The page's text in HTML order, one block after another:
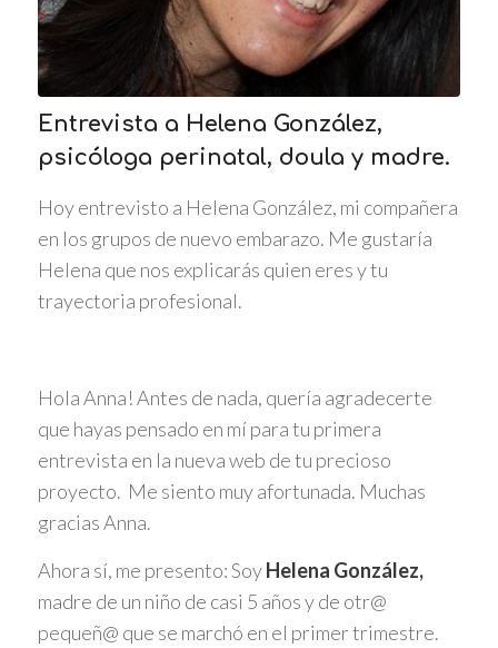
Entrevista a Helena González,
psicóloga perinatal, doula y madre.
Hoy entrevisto a Helena González, mi compañera
en los grupos de nuevo embarazo. Me gustaría
Helena que nos explicarás quien eres y tu
trayectoria profesional.
Hola Anna! Antes de nada, quería agradecerte
que hayas pensado en mí para tu primera
entrevista en la nueva web de tu precioso
proyecto. Me siento muy afortunada. Muchas
gracias Anna.
Ahora sí, me presento: SoyHelena González,
madre de un niño de casi 5 años y de otr@
pequeñ@ que se marchó en el primer trimestre.